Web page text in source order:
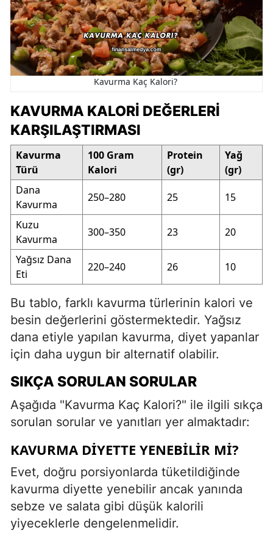
Kavurma Kaç Kalori?
KAVURMA KALORI DEĞERLERI
KARŞILAŞTIRMASI
Kavurma
Türü
100 Gram
Kalori
Protein
(gr)
Yağ
(gr)
Dana
Kavurma
250–280 25 15
Kuzu
Kavurma
300–350 23 20
Yağsız Dana
Eti
220–240 26 10
Bu tablo, farklı kavurma türlerinin kalori ve
besin değerlerini göstermektedir. Yağsız
dana etiyle yapılan kavurma, diyet yapanlar
için daha uygun bir alternatif olabilir.
SIKÇA SORULAN SORULAR
Aşağıda "Kavurma Kaç Kalori?" ile ilgili sıkça
sorulan sorular ve yanıtları yer almaktadır:
KAVURMA DIYETTE YENEBILIR MI?
Evet, doğru porsiyonlarda tüketildiğinde
kavurma diyette yenebilir ancak yanında
sebze ve salata gibi düşük kalorili
yiyeceklerle dengelenmelidir.